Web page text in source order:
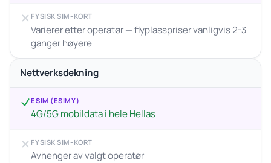
FYSISK SIM-KORT
Varierer etter operatør — flyplasspriser vanligvis 2-3
ganger høyere
Nettverksdekning
ESIM (ESIMY)
4G/5G mobildata i hele Hellas
FYSISK SIM-KORT
Avhenger av valgt operatør